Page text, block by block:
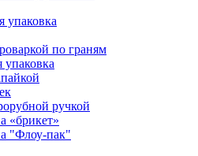
упаковка
по граням
упаковка
ручкой
«брикет»
"Флоу-пак"